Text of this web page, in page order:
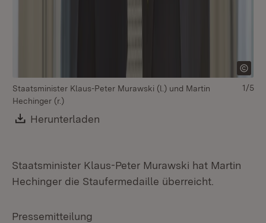
Staatsminister Klaus-Peter Murawski (l.) und Martin
Hechinger (r.)
Download:
Herunterladen
1/5
Staatsminister Klaus-Peter Murawski hat Martin
Hechinger die Staufermedaille überreicht.
Pressemitteilung